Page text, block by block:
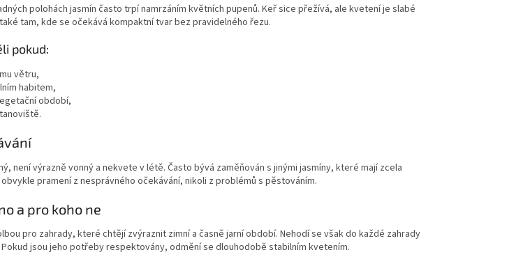
polohách jasmín často trpí namrzáním květních pupenů. Keř sice přežívá, ale kvetení je slabé
tam, kde se očekává kompaktní tvar bez pravidelného řezu.
pokud:
větru,
habitem,
období,
není výrazně vonný a nekvete v létě. Často bývá zaměňován s jinými jasmíny, které mají zcela
pramení z nesprávného očekávání, nikoli z problémů s pěstováním.
a pro koho ne
pro zahrady, které chtějí zvýraznit zimní a časně jarní období. Nehodí se však do každé zahrady
jsou jeho potřeby respektovány, odmění se dlouhodobě stabilním kvetením.